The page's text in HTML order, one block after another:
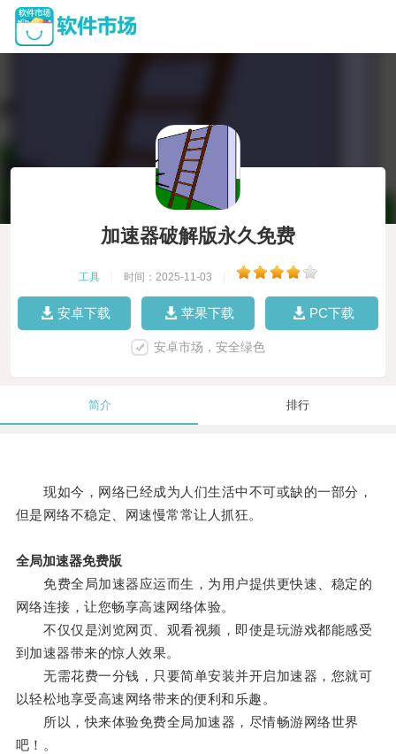
加速器破解版永久免费
工具 时间：2025-11-03
安卓下载 苹果下载 PC下载
安卓市场，安全绿色
简介 排行
现如今，网络已经成为人们生活中不可或缺的一部分，
但是网络不稳定、网速慢常常让人抓狂。
全局加速器免费版
免费全局加速器应运而生，为用户提供更快速、稳定的
网络连接，让您畅享高速网络体验。
不仅仅是浏览网页、观看视频，即使是玩游戏都能感受
到加速器带来的惊人效果。
无需花费一分钱，只要简单安装并开启加速器，您就可
以轻松地享受高速网络带来的便利和乐趣。
所以，快来体验免费全局加速器，尽情畅游网络世界
吧！。